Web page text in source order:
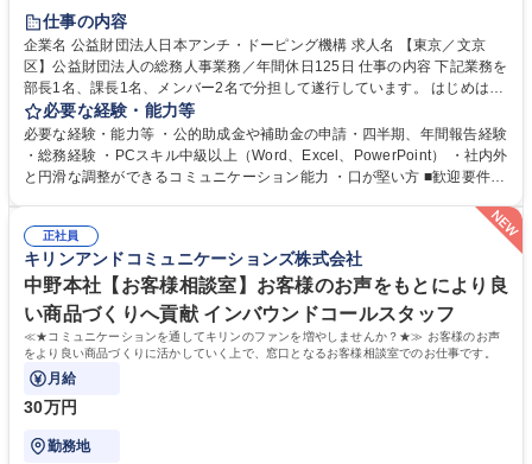
賞与あり
育休あり
食事補助あり
仕事の内容
企業名 公益財団法人日本アンチ・ドーピング機構 求人名 【東京／文京
区】公益財団法人の総務人事業務／年間休日125日 仕事の内容 下記業務を
部長1名、課長1名、メンバー2名で分担して遂行しています。 はじめは担
当者として業務を覚えていただき、ゆくゆくはリーダーやマネージャーポ
ジションとして活躍いただくことを期待しています。 【総務・人事グルー
プの業務内容】 ・人事制度関連 ・採用活動 ・教育研修の企画、実行 ・勤
怠管理 ・官公庁への各種提出 ・法定の会議運営（評議員会、理事会） ・
連 ・衛生管理 ・防災関連・公的助成金の管理・オフィス、ファシリティ
管理 ・福利厚生関連 ・職員からの問合せ、相談対応 ・その他日常の総務
業務全般 募集職種 【東京／文京区】公益財団法人の総務人事業務／年間
休日125日
必要な経験・能力等
必要な経験・能力等 ・公的助成金や補助金の申請・四半期、年間報告経験
・総務経験 ・PCスキル中級以上（Word、Excel、PowerPoint） ・社内外
と円滑な調整ができるコミュニケーション能力 ・口が堅い方 ■歓迎要件
正社員
キリンアンドコミュニケーションズ株式会社
中野本社【お客様相談室】お客様のお声をもとにより良
い商品づくりへ貢献 インバウンドコールスタッフ
≪★コミュニケーションを通してキリンのファンを増やしませんか？★≫ お客様のお声
をより良い商品づくりに活かしていく上で、窓口となるお客様相談室でのお仕事です。
月給
30万円
勤務地